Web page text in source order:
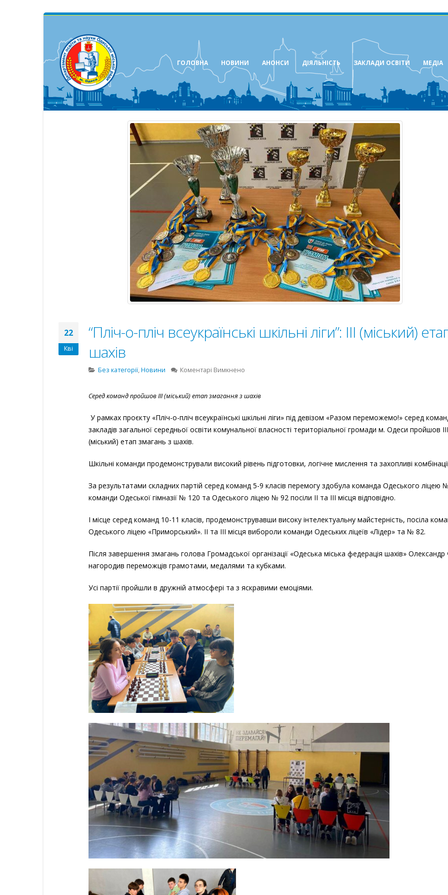
ГОЛОВНА НОВИНИ АНОНСИ ДІЯЛЬНІСТЬ ЗАКЛАДИ ОСВІТИ МЕДІА
22
Кві
“Пліч-о-пліч всеукраїнські шкільні ліги”: ІІІ (міський)
шахів
Без категорії,Новини Коментарі Вимкнено
всеукраїнські
етап
шахів
Серед команд пройшов ІІІ (міський) етап змагання з шахів
У рамках проєкту «Пліч-о-пліч всеукраїнські шкільні ліги» під девізом «Разом переможемо!» серед
закладів загальної середньої освіти комунальної власності територіальної громади м. Одеси пройшов ІІІ
(міський) етап змагань з шахів.
Шкільні команди продемонстрували високий рівень підготовки, логічне мислення та захопливі
За результатами складних партій серед команд 5-9 класів перемогу здобула команда Одеського ліцею
команди Одеської гімназії № 120 та Одеського ліцею № 92 посіли ІІ та ІІІ місця відповідно.
І місце серед команд 10-11 класів, продемонструвавши високу інтелектуальну майстерність, посіла
Одеського ліцею «Приморський». ІІ та ІІІ місця вибороли команди Одеських ліцеїв «Лідер» та № 82.
Після завершення змагань голова Громадської організації «Одеська міська федерація шахів»
нагородив переможців грамотами, медалями та кубками.
Усі партії пройшли в дружній атмосфері та з яскравими емоціями.